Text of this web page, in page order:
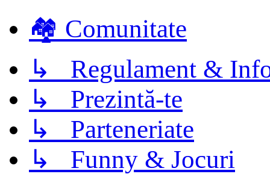
🏘️ Comunitate
↳ Regulament &
↳ Prezintă-te
↳ Parteneriate
↳ Funny & Jocuri